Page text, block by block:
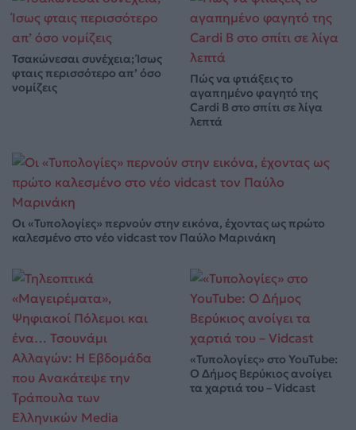
Τσακώνεσαι συνέχεια; Ίσως
φταις περισσότερο απ’ όσο
νομίζεις
Πώς να φτιάξεις το
αγαπημένο φαγητό της
Cardi B στο σπίτι σε λίγα
λεπτά
Οι «Τυπολογίες» περνούν στην εικόνα, έχοντας ως πρώτο
καλεσμένο στο νέο vidcast τον Παύλο Μαρινάκη
«Τυπολογίες» στο YouTube:
Ο Δήμος Βερύκιος ανοίγει
τα χαρτιά του – Vidcast